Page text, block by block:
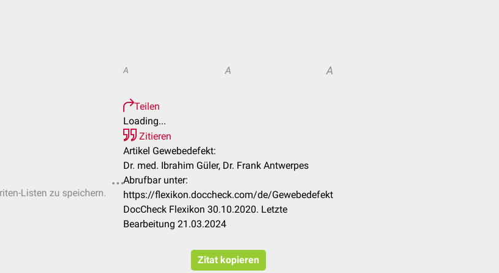
Listen zu speichern.
A A A
Teilen
Loading...
Zitieren
Artikel Gewebedefekt:
Dr. med. Ibrahim Güler, Dr. Frank Antwerpes
Abrufbar unter:
https://flexikon.doccheck.com/de/Gewebedefekt
DocCheck Flexikon 30.10.2020. Letzte
Bearbeitung 21.03.2024
Zitat kopieren